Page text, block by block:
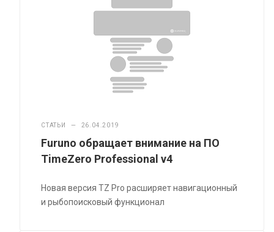
СТАТЬИ — 26.04.2019
Furuno обращает внимание на ПО
TimeZero Professional v4
Новая версия TZ Pro расширяет навигационный
и рыбопоисковый функционал